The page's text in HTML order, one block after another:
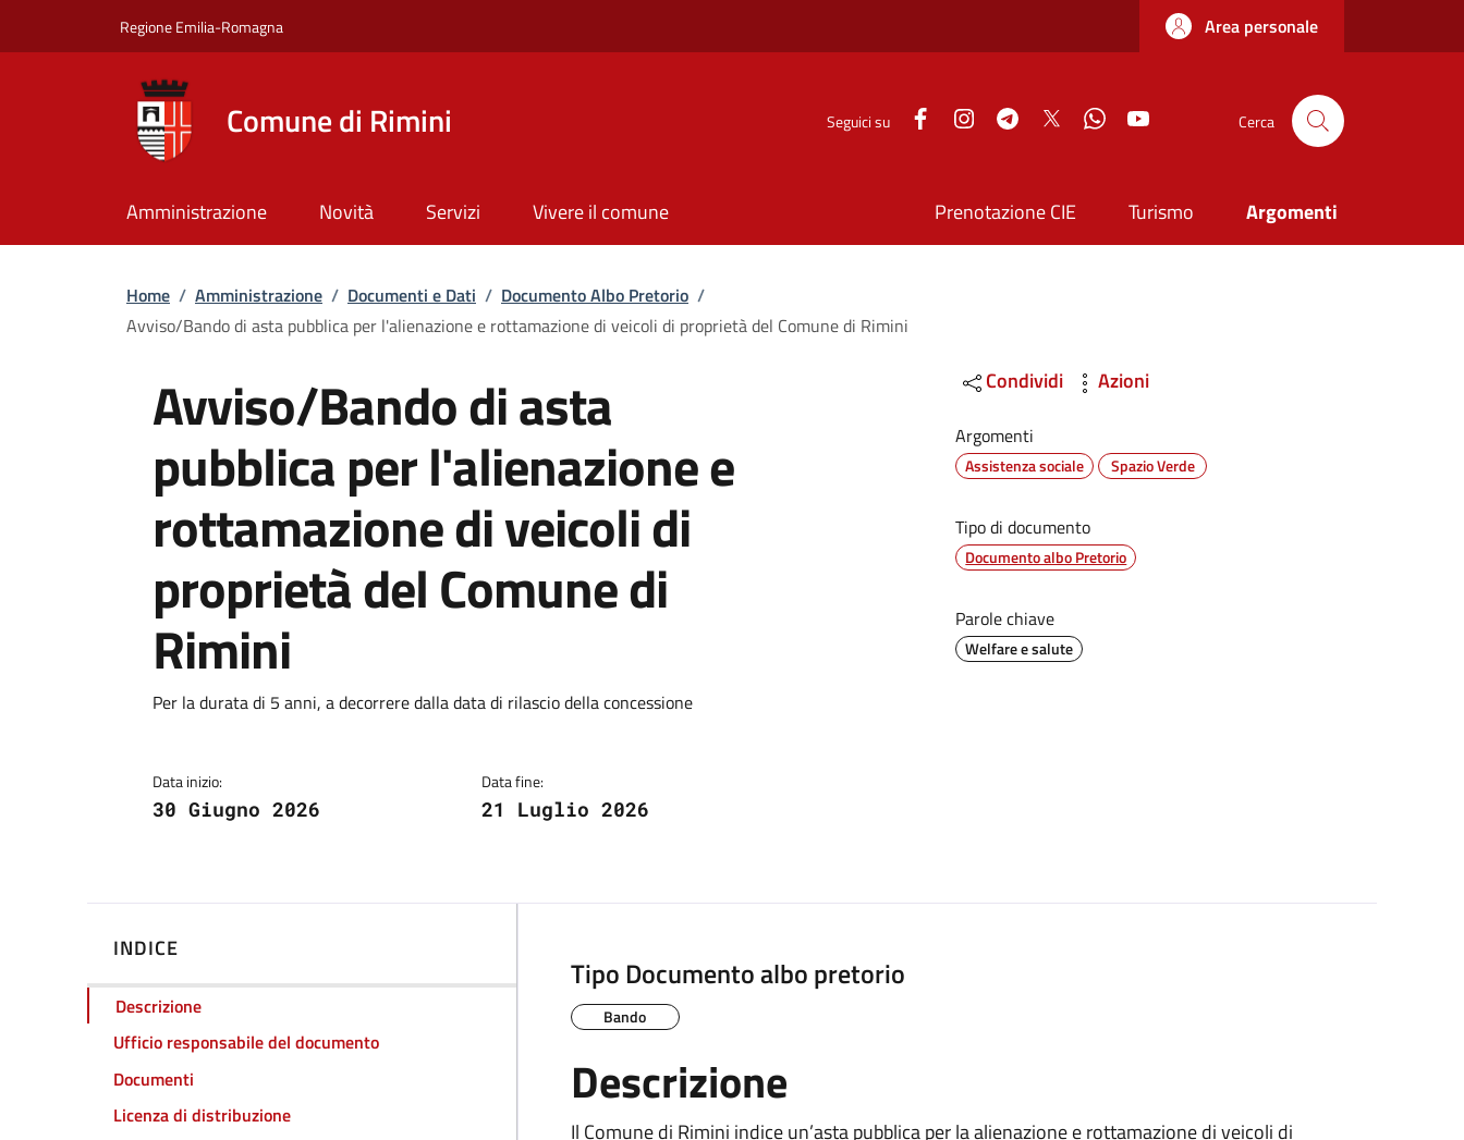
Regione Emilia-Romagna Area personale
Comune di Rimini Seguici su FacebookInstagramTelegramTwitter WhatsApp Cerca
Amministrazione Novità Servizi Vivere il comune Prenotazione CIE Turismo Argomenti
Briciole di pane
Home / Amministrazione / Documenti e Dati / Documento Albo Pretorio /
Avviso/Bando di asta pubblica per l'alienazione e rottamazione di veicoli di proprietà del Comune di Rimini
Avviso/Bando di asta
pubblica per l'alienazione e
rottamazione di veicoli di
proprietà del Comune di
Rimini
Dettagli
Per la durata di 5 anni, a decorrere dalla data di rilascio della concessione
Data inizio:
30 Giugno 2026
Data fine:
21 Luglio 2026
Condividi Azioni
Argomenti
Assistenza sociale Spazio Verde
Tipo di documento
Documento albo Pretorio
Parole chiave
Welfare e salute
INDICE
Descrizione
Ufficio responsabile del documento
Documenti
Licenza di distribuzione
Tipo Documento albo pretorio
Bando
Descrizione
Il Comune di Rimini indice un’asta pubblica per la alienazione e rottamazione di veicoli di